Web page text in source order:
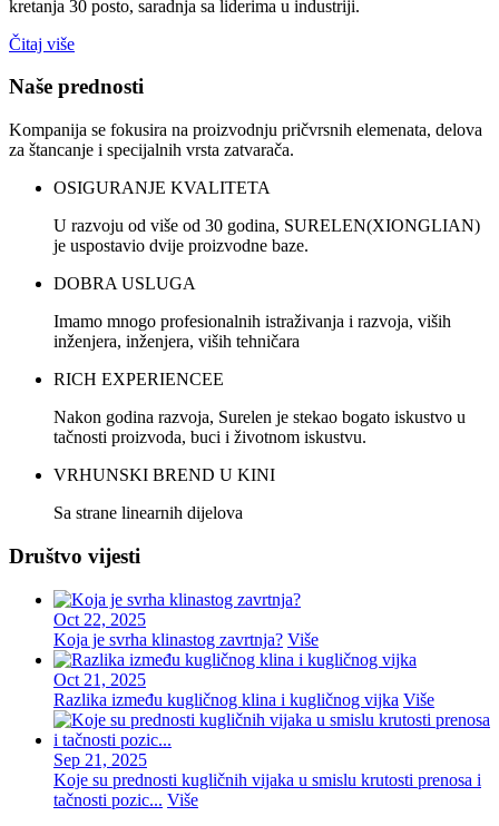
kretanja 30 posto, saradnja sa liderima u industriji.
Čitaj više
Naše prednosti
Kompanija se fokusira na proizvodnju pričvrsnih elemenata, delova
za štancanje i specijalnih vrsta zatvarača.
OSIGURANJE KVALITETA
U razvoju od više od 30 godina, SURELEN(XIONGLIAN)
je uspostavio dvije proizvodne baze.
DOBRA USLUGA
Imamo mnogo profesionalnih istraživanja i razvoja, viših
inženjera, inženjera, viših tehničara
RICH EXPERIENCEE
Nakon godina razvoja, Surelen je stekao bogato iskustvo u
tačnosti proizvoda, buci i životnom iskustvu.
VRHUNSKI BREND U KINI
Sa strane linearnih dijelova
Društvo vijesti
Oct 22, 2025
Koja je svrha klinastog zavrtnja? Više
Oct 21, 2025
Razlika između kugličnog klina i kugličnog vijka Više
Sep 21, 2025
Koje su prednosti kugličnih vijaka u smislu krutosti prenosa i
tačnosti pozic... Više